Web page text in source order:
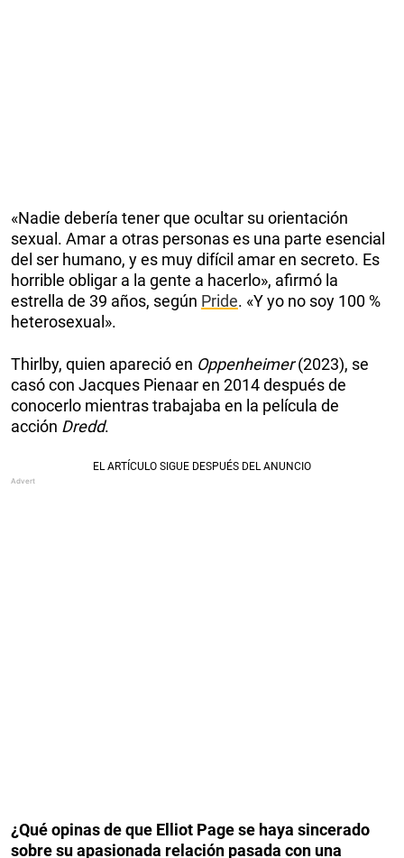
«Nadie debería tener que ocultar su orientación
sexual. Amar a otras personas es una parte esencial
del ser humano, y es muy difícil amar en secreto. Es
horrible obligar a la gente a hacerlo», afirmó la
estrella de 39 años, según Pride. «Y yo no soy 100 %
heterosexual».
Thirlby, quien apareció en Oppenheimer(2023), se
casó con Jacques Pienaar en 2014 después de
conocerlo mientras trabajaba en la película de
acción Dredd.
¿Qué opinas de que Elliot Page se haya sincerado
sobre su apasionada relación pasada con una